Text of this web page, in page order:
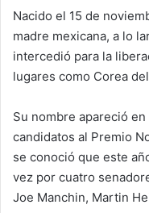
Nacido el 15 de
madre mexicana, a lo
intercedió para la
lugares como Corea
Su nombre apareció
candidatos al Premio
se conoció que este
vez por cuatro
Joe Manchin, Martin